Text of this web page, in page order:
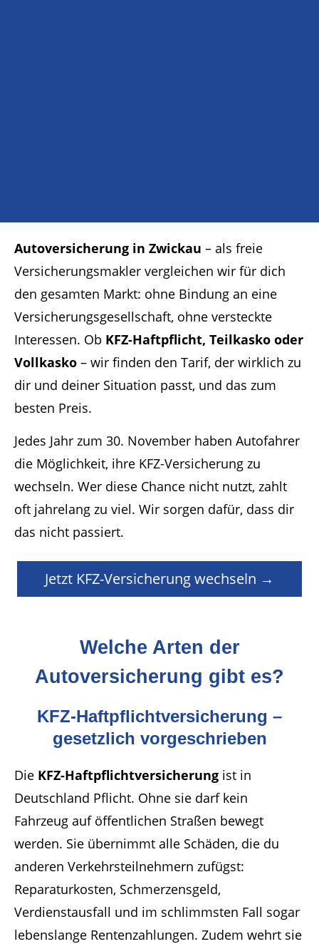
Autoversicherung in Zwickau – als freie
Versicherungsmakler vergleichen wir für dich
den gesamten Markt: ohne Bindung an eine
Versicherungsgesellschaft, ohne versteckte
Interessen. Ob KFZ-Haftpflicht, Teilkasko oder
Vollkasko – wir finden den Tarif, der wirklich zu
dir und deiner Situation passt, und das zum
besten Preis.
Jedes Jahr zum 30. November haben Autofahrer
die Möglichkeit, ihre KFZ-Versicherung zu
wechseln. Wer diese Chance nicht nutzt, zahlt
oft jahrelang zu viel. Wir sorgen dafür, dass dir
das nicht passiert.
Jetzt KFZ-Versicherung wechseln →
Welche Arten der
Autoversicherung gibt es?
KFZ-Haftpflichtversicherung –
gesetzlich vorgeschrieben
Die KFZ-Haftpflichtversicherung ist in
Deutschland Pflicht. Ohne sie darf kein
Fahrzeug auf öffentlichen Straßen bewegt
werden. Sie übernimmt alle Schäden, die du
anderen Verkehrsteilnehmern zufügst:
Reparaturkosten, Schmerzensgeld,
Verdienstausfall und im schlimmsten Fall sogar
lebenslange Rentenzahlungen. Zudem wehrt sie